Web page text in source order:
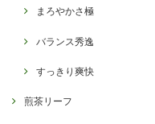
まろやかさ極
バランス秀逸
すっきり爽快
煎茶リーフ